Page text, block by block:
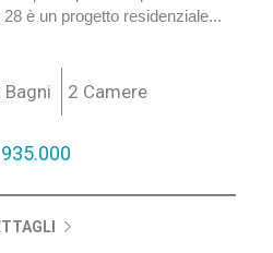
è un progetto residenziale...
Bagni 2 Camere